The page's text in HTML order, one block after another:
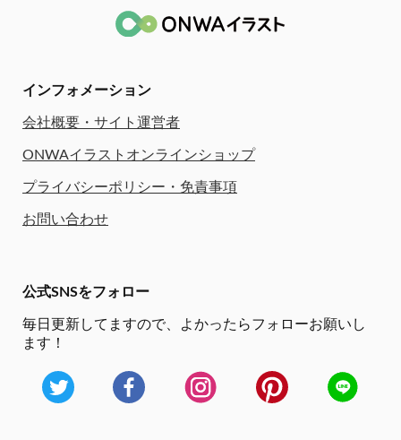
インフォメーション
会社概要・サイト運営者
ONWAイラストオンラインショップ
プライバシーポリシー・免責事項
お問い合わせ
公式SNSをフォロー
毎日更新してますので、
よかったらフォローお願いし
ます！